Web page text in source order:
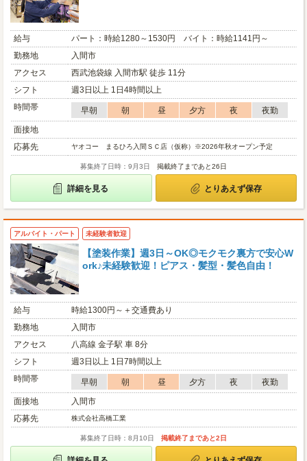
給与
パート：時給1280～1530円 バイト：時給1141円～
勤務地
入間市
アクセス
西武池袋線 入間市駅 徒歩 11分
シフト
週3日以上 1日4時間以上
時間帯
早朝 朝 昼 夕方 夜
夜勤
面接地
応募先
ヤオコー まるひろ入間ＳＣ店（仮称）※2026年秋オープン予定
募集終了日時：9月3日 掲載終了まであと26日
詳細を見る とりあえず保存
アルバイト・パート 未経験者歓迎
【塗装作業】週3日～OK◎モクモク裏方で安心W
ork♪未経験歓迎！ピアス・髪型・髪色自由！
給与
時給1300円～＋交通費あり
勤務地
入間市
アクセス
八高線 金子駅 車 8分
シフト
週3日以上 1日7時間以上
時間帯
早朝 朝 昼 夕方 夜
夜勤
面接地
入間市
応募先
株式会社高橋工業
募集終了日時：8月10日 掲載終了まであと2日